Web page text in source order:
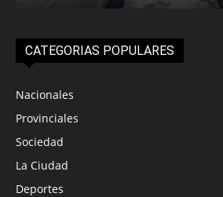
CATEGORIAS POPULARES
Nacionales
Provinciales
Sociedad
La Ciudad
Deportes